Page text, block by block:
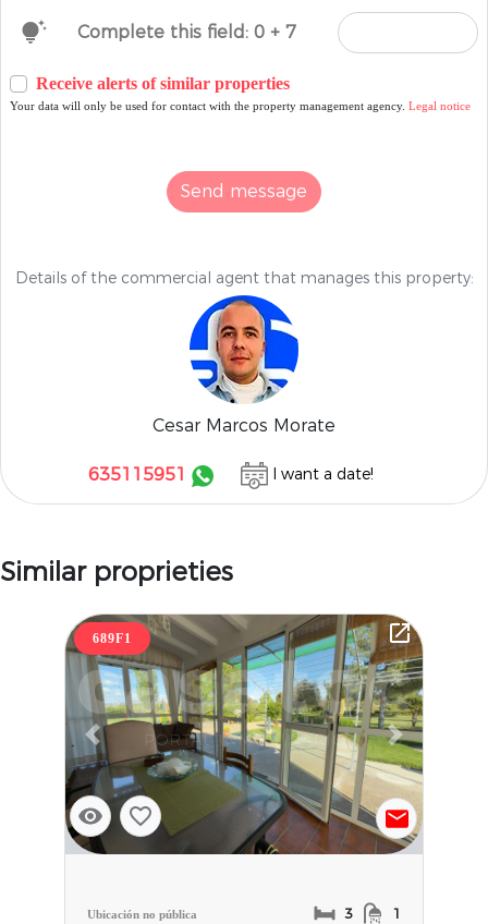
tips_and_updates Complete this field: 0 + 7
Receive alerts of similar properties
Your data will only be used for contact with the property management agency. Legal notice
Send message
Details of the commercial agent that manages this property:
Cesar Marcos Morate
635115951 I want a date!
Similar proprieties
Previous slide Next slide
689F1
Ubicación no pública 3 1